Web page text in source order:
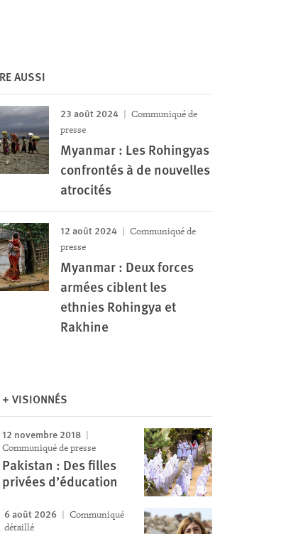
AUSSI
23 août 2024
Communiqué de
presse
Myanmar : Les Rohingyas
confrontés à de nouvelles
atrocités
12 août 2024
Communiqué de
presse
Myanmar : Deux forces
armées ciblent les
ethnies Rohingya et
Rakhine
+ VISIONNÉS
12 novembre 2018
Communiqué de presse
Pakistan : Des filles
privées d’éducation
6 août 2026
Communiqué
détaillé